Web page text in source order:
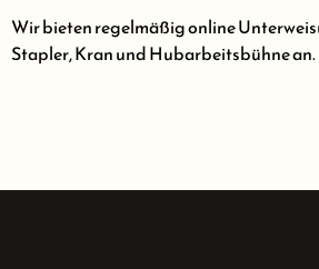
Wir bieten regelmäßig online
Stapler, Kran und Hubarbeitsbühne an.